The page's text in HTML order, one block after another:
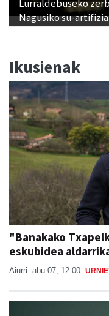
Lurraldebuseko
Nagusiko su-
Ikusienak
"Banakako
eskubidea
Aiurri abu 07, 12:00